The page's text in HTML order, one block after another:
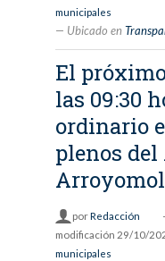
municipales
Ubicado en
El
las 09:30
ordinario
plenos
porRedacción
modificación 29/10/
municipales